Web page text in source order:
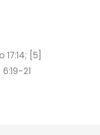
[5]
21